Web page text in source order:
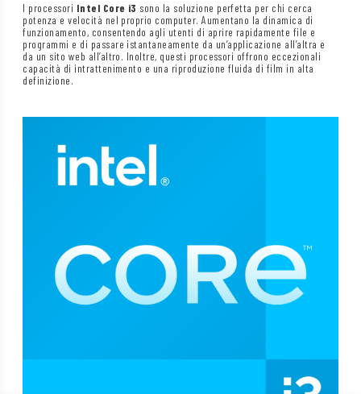
I processori Intel Core i3 sono la soluzione perfetta per chi cerca
potenza e velocità nel proprio computer. Aumentano la dinamica di
funzionamento, consentendo agli utenti di aprire rapidamente file e
programmi e di passare istantaneamente da un’applicazione all’altra e
da un sito web all’altro. Inoltre, questi processori offrono eccezionali
capacità di intrattenimento e una riproduzione fluida di film in alta
definizione.